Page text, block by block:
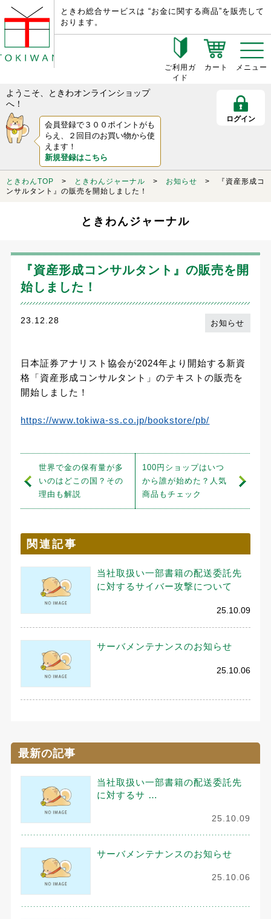
ときわ総合サービスは “お金に関する商品”を販売して
おります。
ご利用ガ
イド
カート メニュー
ようこそ、ときわオンラインショップ
へ！
会員登録で３００ポイントがも
らえ、２回目のお買い物から使
えます！
新規登録はこちら
ログイン
ときわんTOP > ときわんジャーナル > お知らせ > 『資産形成コ
ンサルタント』の販売を開始しました！
ときわんジャーナル
『資産形成コンサルタント』の販売を開
始しました！
23.12.28 お知らせ
日本証券アナリスト協会が2024年より開始する新資
格「資産形成コンサルタント」のテキストの販売を
開始しました！
https://www.tokiwa-ss.co.jp/bookstore/pb/
世界で金の保有量が多
いのはどこの国？その
理由も解説
100円ショップはいつ
から誰が始めた？人気
商品もチェック
関連記事
当社取扱い一部書籍の配送委託先
に対するサイバー攻撃について
25.10.09
サーバメンテナンスのお知らせ
25.10.06
最新の記事
当社取扱い一部書籍の配送委託先
に対するサ …
25.10.09
サーバメンテナンスのお知らせ
25.10.06